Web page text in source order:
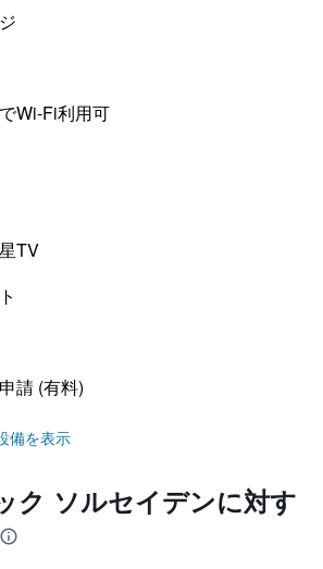
Wi-Fi利用可
TV
請 (有料)
備を表示
ク ソルセイデンに対す